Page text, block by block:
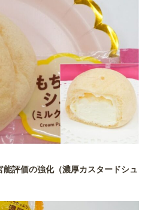
評価の強化（濃厚カスタードシュ